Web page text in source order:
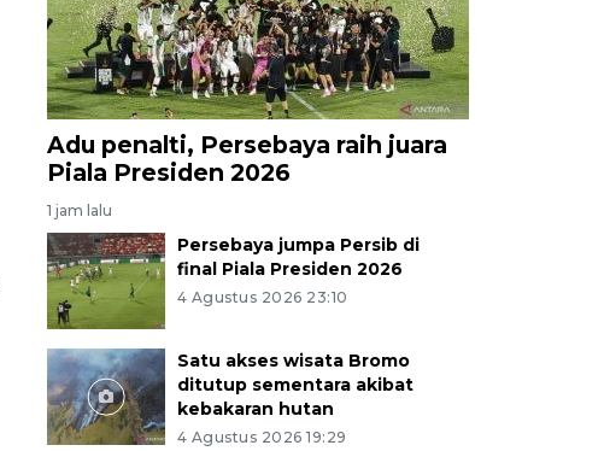
Adu penalti, Persebaya raih juara
Piala Presiden 2026
1 jam lalu
Persebaya jumpa Persib di
final Piala Presiden 2026
4 Agustus 2026 23:10
Satu akses wisata Bromo
ditutup sementara akibat
kebakaran hutan
4 Agustus 2026 19:29